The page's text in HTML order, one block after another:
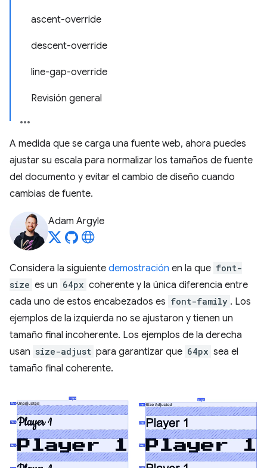
ascent-override
descent-override
line-gap-override
Revisión general
A medida que se carga una fuente web, ahora puedes
ajustar su escala para normalizar los tamaños de fuente
del documento y evitar el cambio de diseño cuando
cambias de fuente.
Adam Argyle
Considera la siguiente demostración en la que font-
size es un 64px coherente y la única diferencia entre
cada uno de estos encabezados es font-family . Los
ejemplos de la izquierda no se ajustaron y tienen un
tamaño final incoherente. Los ejemplos de la derecha
usan size-adjust para garantizar que 64px sea el
tamaño final coherente.